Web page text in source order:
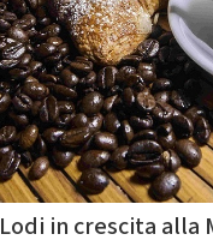
Lodi in crescita alla